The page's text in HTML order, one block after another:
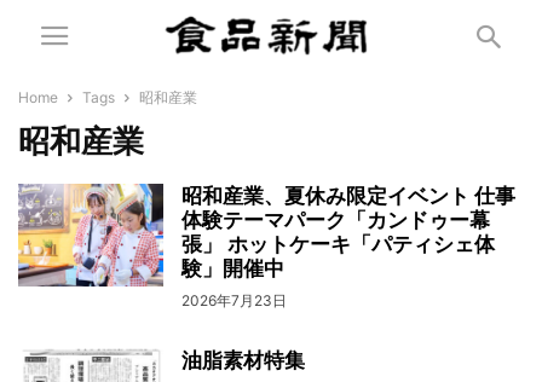
Home Tags 昭和産業
昭和産業
昭和産業、夏休み限定イベント 仕事
体験テーマパーク「カンドゥー幕
張」 ホットケーキ「パティシェ体
験」開催中
2026年7月23日
油脂素材特集